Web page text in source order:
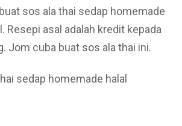
sos ala thai sedap homemade
Resepi asal adalah kredit kepada
Jom cuba buat sos ala thai ini.